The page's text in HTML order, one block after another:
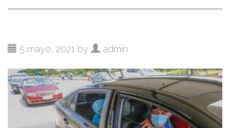
5 mayo, 2021 by admin